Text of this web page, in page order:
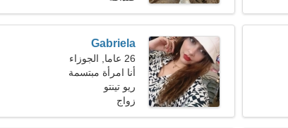
Gabriela
26 عاما, الجوزاء
أنا امرأة مبتسمة
ريو تينتو
زواج